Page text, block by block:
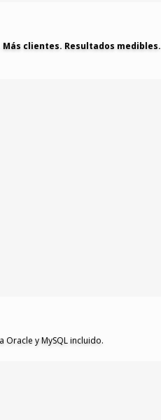
clientes. Resultados medibles.
Oracle y MySQL incluido.